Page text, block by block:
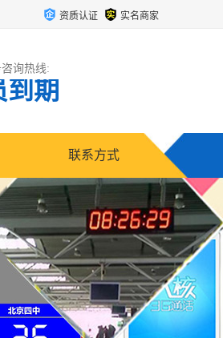
资质认证 实名商家
询热线:
到期
联系方式